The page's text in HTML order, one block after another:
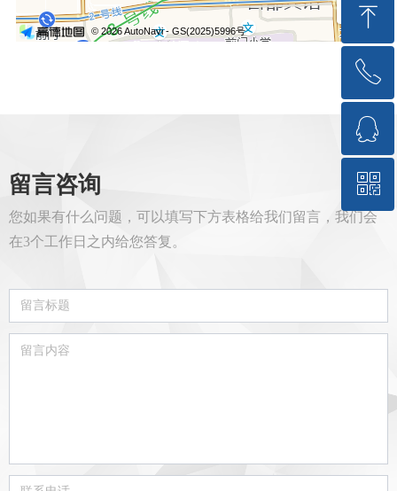
留言咨询
您如果有什么问题，可以填写下方表格给我们留言，我们会
在3个工作日之内给您答复。
ꁸ
回到顶部
ꂅ
15717176018
ꁗ
QQ客服
ꀥ